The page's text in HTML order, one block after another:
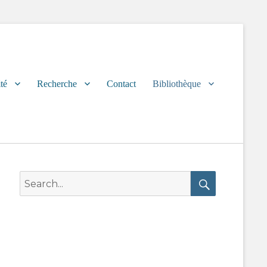
Recherche Contact Bibliothèque
for: